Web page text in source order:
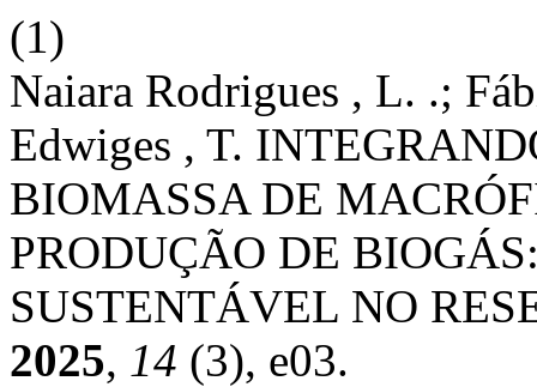
(1)
Naiara Rodrigues , L. .;
Edwiges , T.
BIOMASSA DE
PRODUÇÃO DE
SUSTENTÁVEL NO
2025, 14 (3), e03.